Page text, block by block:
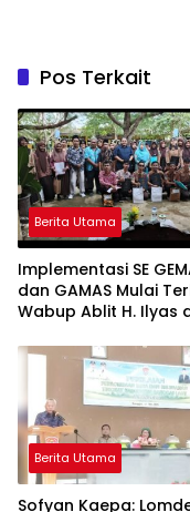
Pos Terkait
Berita Utama
Implementasi SE
dan GAMAS Mulai
Wabup Ablit H. Ilyas
Kompak Ambil
Berita Utama
Sofyan Kaepa: